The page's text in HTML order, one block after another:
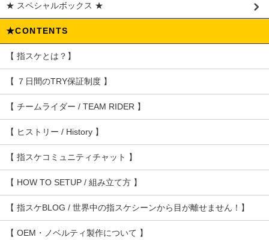
★ スペシャルボックス ★
★CONTENTS
【 指スケとは？】
【 ７日間のTRY保証制度 】
【 チームライダー / TEAM RIDER 】
【 ヒストリー / History 】
【 指スケコミュニティチャット 】
【 HOW TO SETUP / 組み立て方 】
【 指スケBLOG / 世界中の指スケシーンから目が離せません！】
【 OEM・ノベルティ製作について 】